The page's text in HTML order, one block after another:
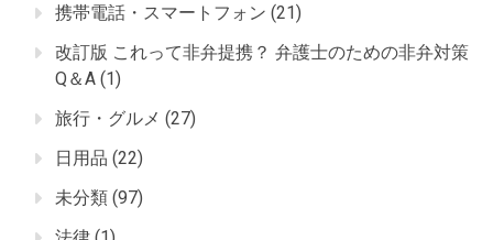
携帯電話・スマートフォン (21)
改訂版 これって非弁提携？ 弁護士のための非弁対策
Q＆A (1)
旅行・グルメ (27)
日用品 (22)
未分類 (97)